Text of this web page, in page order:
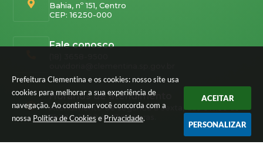
Prefeitura Clementina e os cookies: nosso site usa
cookies para melhorar a sua experiência de
navegação. Ao continuar você concorda com a
nossa Política de Cookies e Privacidade.
ACEITAR
PERSONALIZAR
Bahia, nº 151, Centro
CEP: 16250-000
Fale conosco
Horários de atendimento
Atendimento de segunda a sexta, das 07h30 às
11h30 e 13:00 às 17:00 horas.